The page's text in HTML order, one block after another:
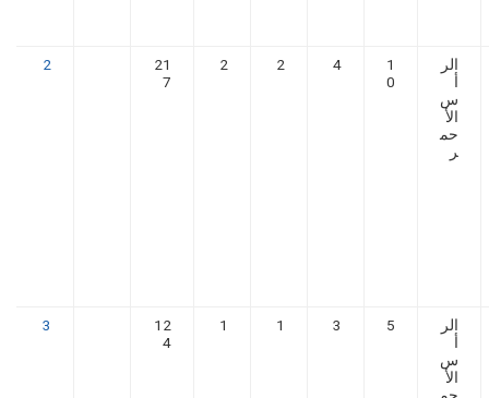
الر
أ
س
الأ
حم
ر
1
0
4
2
2
21
7
2
الر
أ
س
الأ
5
3
1
1
12
4
3